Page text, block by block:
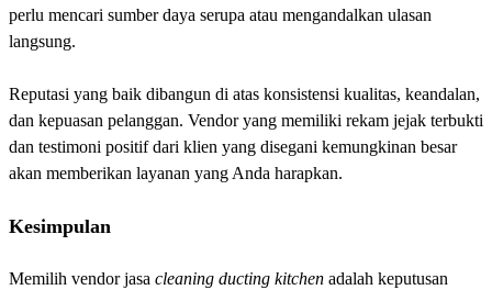
perlu mencari sumber daya serupa atau mengandalkan ulasan
langsung.
Reputasi yang baik dibangun di atas konsistensi kualitas, keandalan,
dan kepuasan pelanggan. Vendor yang memiliki rekam jejak terbukti
dan testimoni positif dari klien yang disegani kemungkinan besar
akan memberikan layanan yang Anda harapkan.
Kesimpulan
Memilih vendor jasa cleaning ducting kitchen adalah keputusan